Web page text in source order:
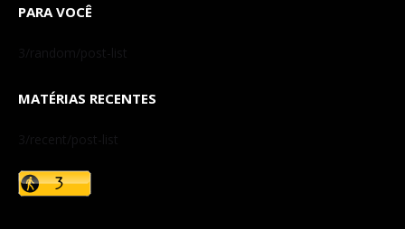
PARA VOCÊ
3/random/post-list
MATÉRIAS RECENTES
3/recent/post-list